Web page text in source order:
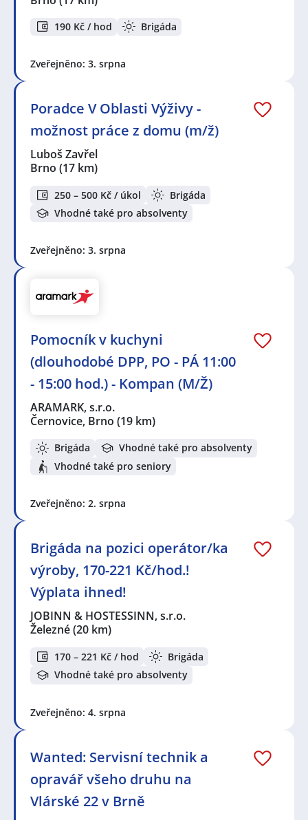
190 Kč / hod Brigáda
Zveřejněno: 3. srpna
Poradce V Oblasti Výživy -
možnost práce z domu (m/ž)
Luboš Zavřel
Brno (17 km)
250 – 500 Kč / úkol
Brigáda
Vhodné také pro absolventy
Zveřejněno: 3. srpna
Pomocník v kuchyni
(dlouhodobé DPP, PO - PÁ 11:00
- 15:00 hod.) - Kompan (M/Ž)
ARAMARK, s.r.o.
Černovice, Brno (19 km)
Brigáda
Vhodné také pro absolventy
Vhodné také pro seniory
Zveřejněno: 2. srpna
Brigáda na pozici operátor/ka
výroby, 170-221 Kč/hod.!
Výplata ihned!
JOBINN & HOSTESSINN, s.r.o.
Železné(20 km)
170 – 221 Kč / hod
Brigáda
Vhodné také pro absolventy
Zveřejněno: 4. srpna
Wanted: Servisní technik a
opravář všeho druhu na
Vlárské 22 v Brně